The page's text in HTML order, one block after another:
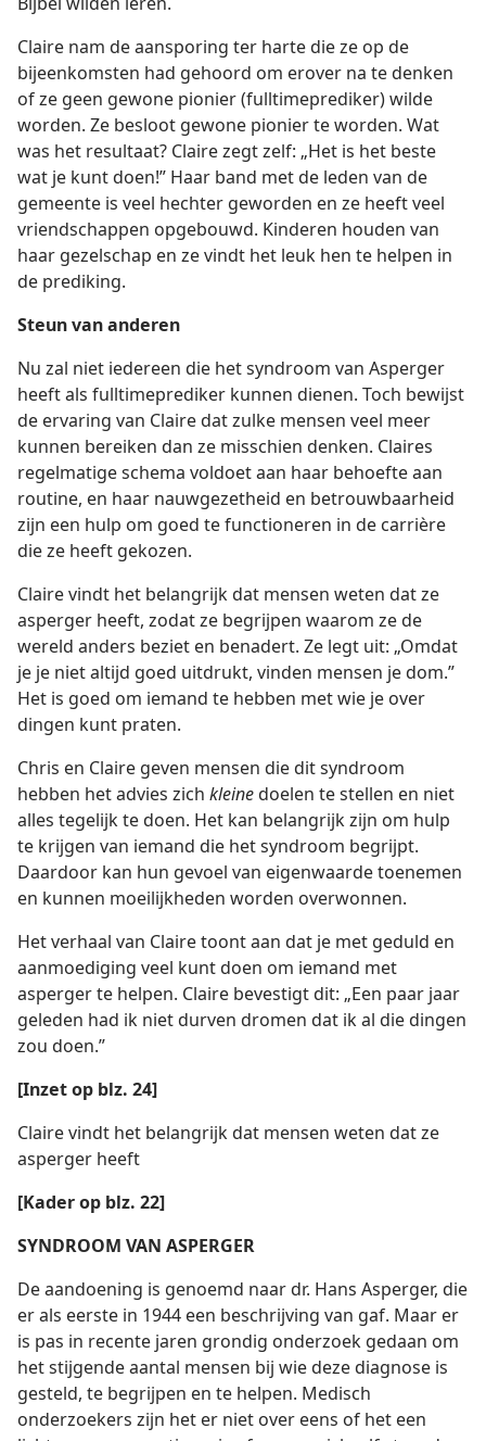
Claire nam de aansporing ter harte die ze op de
bijeenkomsten had gehoord om erover na te denken
of ze geen gewone pionier (fulltimeprediker) wilde
worden. Ze besloot gewone pionier te worden. Wat
was het resultaat? Claire zegt zelf: „Het is het beste
wat je kunt doen!” Haar band met de leden van de
gemeente is veel hechter geworden en ze heeft veel
vriendschappen opgebouwd. Kinderen houden van
haar gezelschap en ze vindt het leuk hen te helpen in
de prediking.
Steun van anderen
Nu zal niet iedereen die het syndroom van Asperger
heeft als fulltimeprediker kunnen dienen. Toch bewijst
de ervaring van Claire dat zulke mensen veel meer
kunnen bereiken dan ze misschien denken. Claires
regelmatige schema voldoet aan haar behoefte aan
routine, en haar nauwgezetheid en betrouwbaarheid
zijn een hulp om goed te functioneren in de carrière
die ze heeft gekozen.
Claire vindt het belangrijk dat mensen weten dat ze
asperger heeft, zodat ze begrijpen waarom ze de
wereld anders beziet en benadert. Ze legt uit: „Omdat
je je niet altijd goed uitdrukt, vinden mensen je dom.”
Het is goed om iemand te hebben met wie je over
dingen kunt praten.
Chris en Claire geven mensen die dit syndroom
hebben het advies zich kleinedoelen te stellen en niet
alles tegelijk te doen. Het kan belangrijk zijn om hulp
te krijgen van iemand die het syndroom begrijpt.
Daardoor kan hun gevoel van eigenwaarde toenemen
en kunnen moeilijkheden worden overwonnen.
Het verhaal van Claire toont aan dat je met geduld en
aanmoediging veel kunt doen om iemand met
asperger te helpen. Claire bevestigt dit: „Een paar jaar
geleden had ik niet durven dromen dat ik al die dingen
zou doen.”
[Inzet op blz. 24]
Claire vindt het belangrijk dat mensen weten dat ze
asperger heeft
[Kader op blz. 22]
SYNDROOM VAN ASPERGER
De aandoening is genoemd naar dr. Hans Asperger, die
er als eerste in 1944 een beschrijving van gaf. Maar er
is pas in recente jaren grondig onderzoek gedaan om
het stijgende aantal mensen bij wie deze diagnose is
gesteld, te begrijpen en te helpen. Medisch
onderzoekers zijn het er niet over eens of het een